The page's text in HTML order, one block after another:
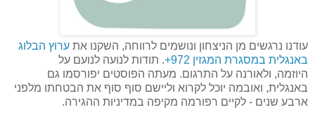
עודנו נרגשים מן הניצחון ונושמים לרווחה, השקנו את ערוץ הבלוג
באנגלית במסגרת המגזין 972+
. תודות לנועה לנועם על
היוזמה, ולאורנה על התרגום. מעתה הפוסטים יפורסמו גם
באנגלית, ואובמה יוכל לקרוא וליישם סוף סוף את הבטחתו מלפני
ארבע שנים - לקיים רפורמה מקיפה במדיניות ההגירה.